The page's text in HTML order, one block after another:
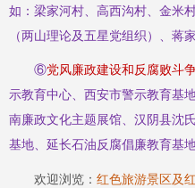
如：梁家河村、高西沟村、金米
（两山理论及五星党组织）、蒋
⑥党风廉政建设和反腐败斗
示教育中心、西安市警示教育基
南廉政文化主题展馆、汉阴县沈
基地、延长石油反腐倡廉教育基地
欢迎浏览： 红色旅游景区及